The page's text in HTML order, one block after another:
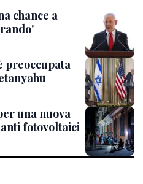
chance a
preoccupata
una nuova
fotovoltaici